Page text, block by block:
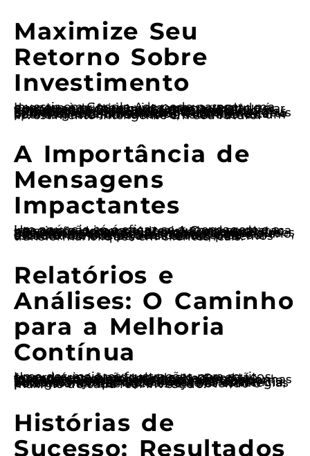
Maximize Seu
Retorno Sobre
Investimento
Investir em Google Ads pode parecer uma despesa à primeira vista, mas a verdade é que, quando feito corretamente, pode gerar um retorno sobre investimento (ROI) fantástico. A Good tem um histórico comprovado de ajudar salões e estúdios a não apenas recuperar o valor investido, mas multiplicá-lo. Utilizamos técnicas de otimização contínua que garantem que seus anúncios estejam sempre no caminho certo para maximizar resultados. Você não está apenas gastando dinheiro; está fazendo um investimento inteligente em seu futuro.
A Importância de
Mensagens
Impactantes
Um anúncio só é eficaz se a mensagem e a imagem são impactantes. A Good se destaca na criação de conteúdo visual e textual que não apenas chama a atenção, mas que também ressoa com as emoções dos clientes potenciais. Usamos chamadas de ação que incentivam as pessoas a agendar um horário, oferecendo promoções irresistíveis e destacando diferenciais do seu salão ou estúdio. Com as palavras certas, podemos transformar cliques em clientes leais.
Relatórios e
Análises: O Caminho
para a Melhoria
Contínua
Uma das maiores frustrações para muitos empresários é não saber se o que estão fazendo está funcionando. Na Good, fornecemos relatórios detalhados que mostram exatamente como suas campanhas estão se saindo. Analisamos métricas como taxa de cliques, conversões e custo por aquisição para garantir que você esteja sempre informado. Com essa transparência, podemos ajustar rapidamente as estratégias para garantir que você esteja obtendo o máximo de cada real investido.
Histórias de
Sucesso: Resultados